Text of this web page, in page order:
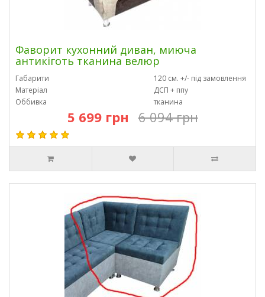
Фаворит кухонний диван, миюча
антикіготь тканина велюр
Габарити
120 см. +/- під замовлення
Матеріал
ДСП + ппу
Оббивка
тканина
5 699 грн 6 094 грн